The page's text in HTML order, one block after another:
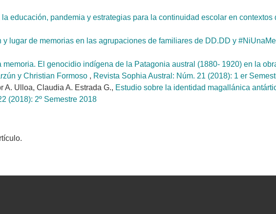
la educación, pandemia y estrategias para la continuidad escolar en contextos
y lugar de memorias en las agrupaciones de familiares de DD.DD y
memoria. El genocidio indígena de la Patagonia austral (1880- 1920) en la
y Christian Formoso , Revista Sophia Austral: Núm. 21 (2018): 1 er
A. Ulloa, Claudia A. Estrada G., Estudio sobre la identidad magallánica
(2018): 2º Semestre 2018